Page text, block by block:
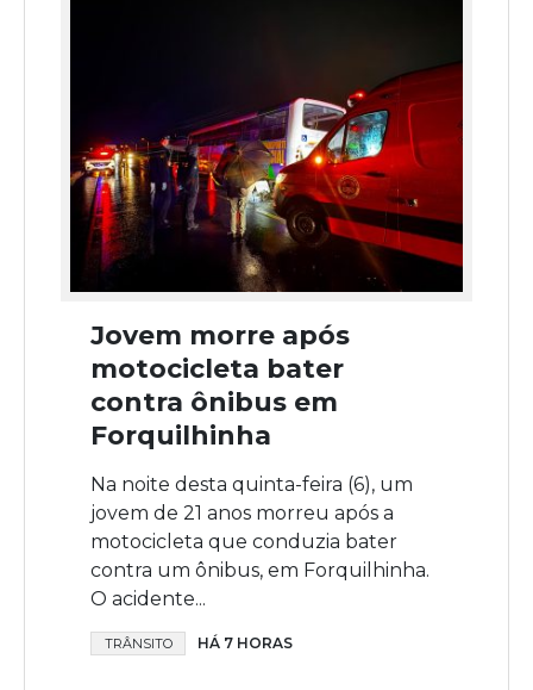
Jovem morre após
motocicleta bater
contra ônibus em
Forquilhinha
Na noite desta quinta-feira (6), um
jovem de 21 anos morreu após a
motocicleta que conduzia bater
contra um ônibus, em Forquilhinha.
O acidente...
TRÂNSITO HÁ 7 HORAS